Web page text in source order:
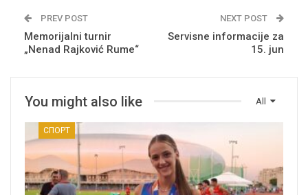
PREV POST
Memorijalni turnir
„Nenad Rajković Rume“
NEXT POST
Servisne informacije za
15. jun
All
You might also like
СПОРТ